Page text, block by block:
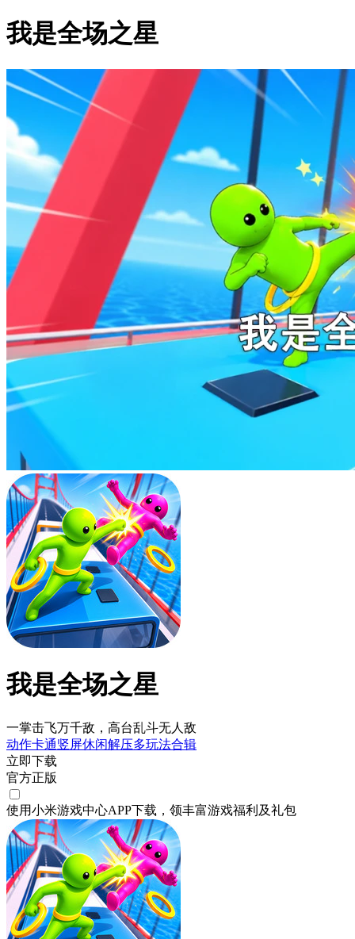
我是全场之星
我是全场之星
一掌击飞万千敌，高台乱斗无人敌
动作卡通竖屏休闲解压多玩法合辑
立即下载
官方正版
使用小米游戏中心APP下载 ，领丰富游戏福利 及礼包